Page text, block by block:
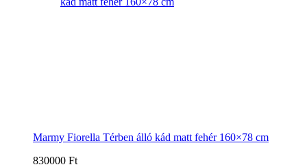
Marmy Fiorella Térben álló kád matt fehér 160×78 cm
830000 Ft